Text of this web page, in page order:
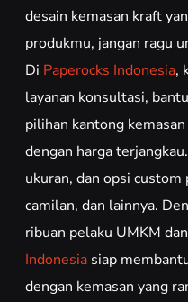
desain kemasan kraft
produkmu, jangan ragu
Di Paperocks Indonesia,
layanan konsultasi,
pilihan kantong
dengan harga
ukuran, dan opsi
camilan, dan lainnya.
ribuan pelaku UMKM
Indonesiasiap
dengan kemasan yang